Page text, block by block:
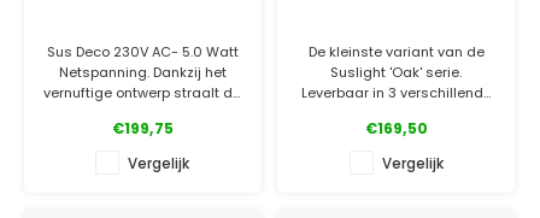
Sus Deco 230V AC- 5.0 Watt
Netspanning. Dankzij het
vernuftige ontwerp straalt de
lichtbundel uit die niet
verblind.
€199,75
Vergelijk
De kleinste variant van de
Suslight 'Oak' serie.
Leverbaar in 3 verschillende
eiken lamp voor een prachtig
natuurlijk accent.
€169,50
Vergelijk